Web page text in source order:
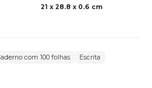
21 x 28.8 x 0.6 cm
com 100 folhas
Escrita